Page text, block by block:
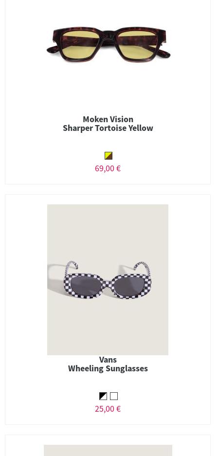
Moken Vision
Sharper Tortoise Yellow
69,00 €
Vans
Wheeling Sunglasses
25,00 €